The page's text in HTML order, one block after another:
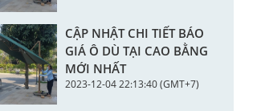
CẬP NHẬT CHI TIẾT BÁO
GIÁ Ô DÙ TẠI CAO BẰNG
MỚI NHẤT
2023-12-04 22:13:40 (GMT+7)